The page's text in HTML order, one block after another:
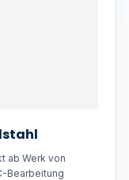
ab Werk von
Bearbeitung